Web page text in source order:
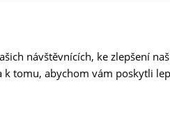
návštěvnících, ke zlepšení
tomu, abychom vám poskytli